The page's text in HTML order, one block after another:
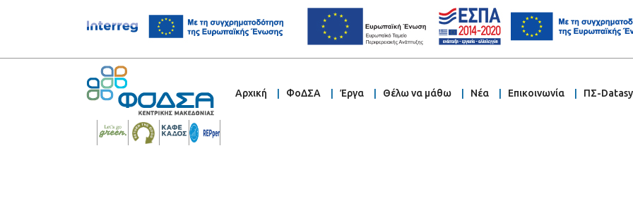
Αρχική ΦοΔΣΑ Έργα Θέλω να μάθω Νέα Επικοινωνία ΠΣ-